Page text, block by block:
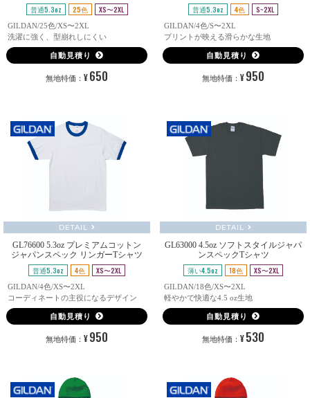
普通5.3oz 25色 XS〜2XL
GILDAN/25色/XS〜2XL
洗濯に強く、型崩れしにくい
自動見積り
無地特価：¥ 650
普通5.3oz 4色 S~2XL
GILDAN/4色/S〜2XL
プリントが映える滑らかな生地
自動見積り
無地特価：¥ 950
DETAIL
GL76600 5.3oz プレミアムコットン
ジャパンスペック リンガーTシャツ
普通5.3oz 4色 XS〜2XL
GILDAN/4色/XS〜2XL
コーディネートの主役になるデザイン
自動見積り
無地特価：¥ 950
DETAIL
GL63000 4.5oz ソフトスタイルジャパ
ンスペックTシャツ
薄い4.5oz 18色 XS〜2XL
GILDAN/18色/XS〜2XL
軽やかで快適な4.5 oz生地
自動見積り
無地特価：¥ 530